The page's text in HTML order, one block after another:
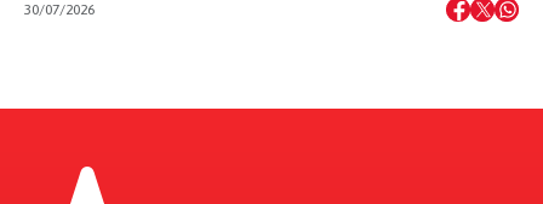
30/07/2026